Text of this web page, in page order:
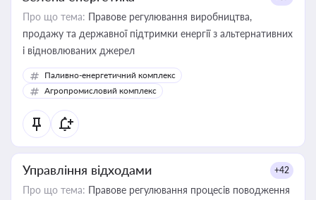
Про що тема: Правове регулювання виробництва,
продажу та державної підтримки енергії з альтернативних
і відновлюваних джерел
Паливно-енергетичний комплекс
Агропромисловий комплекс
Управління відходами +42
Про що тема: Правове регулювання процесів поводження